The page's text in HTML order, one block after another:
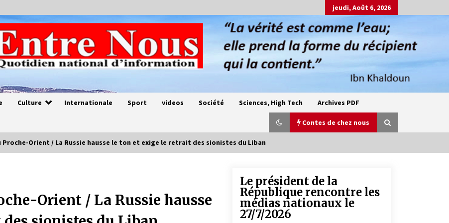
jeudi, Août 6, 2026
Culture Internationale Sport videos Société Sciences, High Tech Archives PDF
Contes de chez nous
Oum el Gaïla / L’ogresse du M’zab
4 ans ago
Proche-Orient / La Russie hausse le ton et exige le retrait des sionistes du Liban
Orient / La Russie hausse
Le président de la
République rencontre les
médias nationaux le
27/7/2026